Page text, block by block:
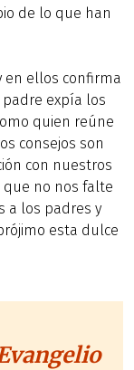
de lo que han
en ellos confirma
expía los
quien reúne
consejos son
con nuestros
que no nos falte
a los padres y
esta dulce